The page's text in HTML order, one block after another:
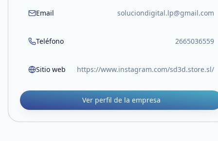
Email soluciondigital.lp@gmail.com
Teléfono 2665036559
Sitio web https://www.instagram.com/sd3d.store.sl/
Ver perfil de la empresa